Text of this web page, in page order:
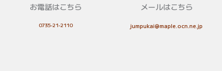
お電話はこちら
0735-21-2110
メールはこちら
jumpukai@maple.ocn.ne.jp